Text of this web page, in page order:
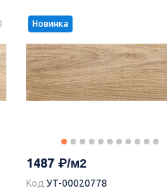
Новинка
1487
Код УТ-00020778